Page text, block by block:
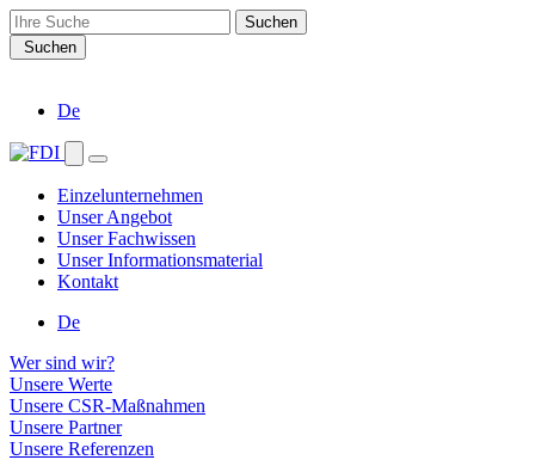
Search
for:Suchen
De
Einzelunternehmen
Unser Angebot
Unser Fachwissen
Unser Informationsmaterial
Kontakt
De
Wer sind wir?
Unsere Werte
Unsere CSR-Maßnahmen
Unsere Partner
Unsere Referenzen